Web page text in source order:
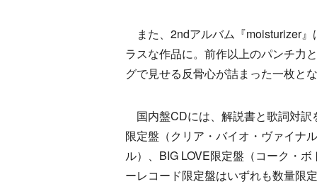
また、2ndアルバム『moisturizer
ラスな作品に。前作以上のパンチ力
グで見せる反骨心が詰まった一枚と
国内盤CDには、解説書と歌詞対訳
限定盤（クリア・バイオ・ヴァイナ
ル）、BIG LOVE限定盤（コーク・
ーレコード限定盤はいずれも数量限